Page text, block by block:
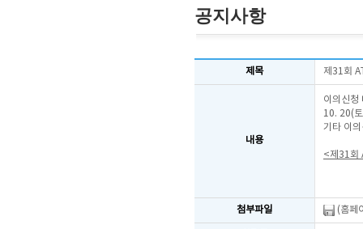
공지사항
제목 제31회
내용
이의신청
10. 20(
기타 이
<제31회
첨부파일 (홈페